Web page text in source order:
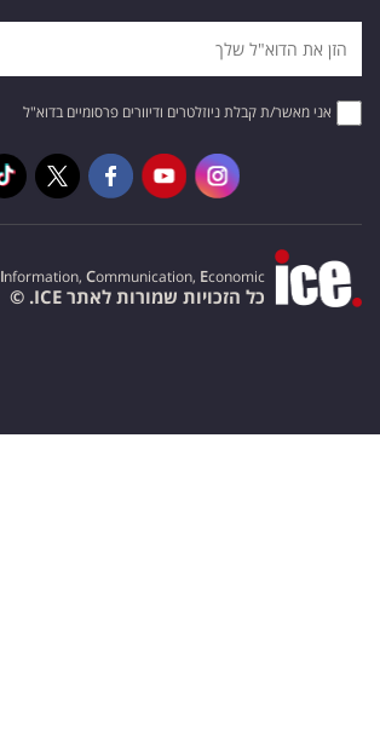
אני מאשר/ת קבלת ניוזלטרים ודיוורים פרסומיים בדוא"ל
Information, Communication, Economic
כל הזכויות שמורות לאתר ICE. ©